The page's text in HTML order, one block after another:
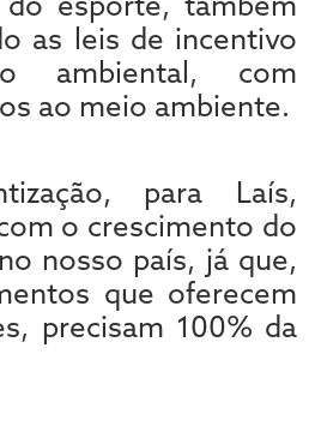
as leis de incentivo
ambiental, com
ao meio ambiente.
para Laís,
o crescimento do
nosso país, já que,
que oferecem
precisam 100% da